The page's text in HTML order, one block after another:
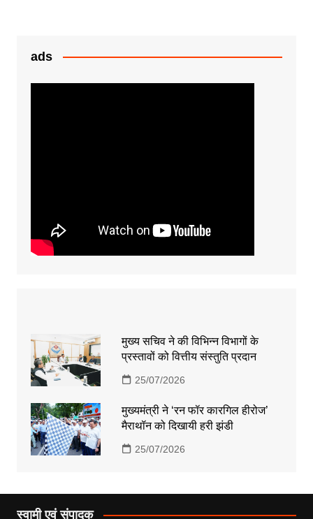
ads
मुख्य सचिव ने की विभिन्न विभागों के
प्रस्तावों को वित्तीय संस्तुति प्रदान
25/07/2026
मुख्यमंत्री ने ‘रन फॉर कारगिल हीरोज’
मैराथॉन को दिखायी हरी झंडी
25/07/2026
स्वामी एवं संपादक